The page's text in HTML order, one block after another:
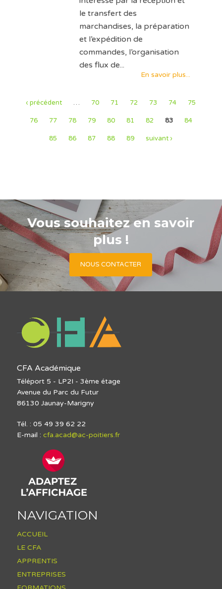
le transfert des
marchandises, la préparation
et l’expédition de
commandes, l’organisation
des flux de...
En savoir plus...
‹ précédent … 70 71 72 73 74 75
76 77 78 79 80 81 82 83 84
85 86 87 88 89 suivant ›
Vous souhaitez en savoir
plus !
NOUS CONTACTER
CFA Académique
Téléport 5 - LP2I - 3ème étage
Avenue du Parc du Futur
86130 Jaunay-Marigny
Tél. : 05 49 39 62 22
E-mail : cfa.acad@ac-poitiers.fr
NAVIGATION
ACCUEIL
LE CFA
APPRENTIS
ENTREPRISES